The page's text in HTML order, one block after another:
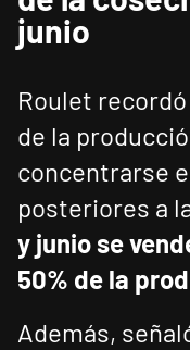
junio
Roulet
de la
concentrarse
posteriores a
y junio se
50% de la
Además,